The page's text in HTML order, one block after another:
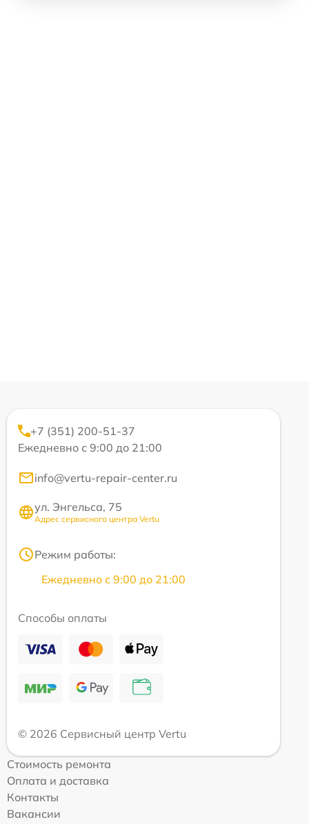
+7 (351) 200-51-37
Ежедневно с 9:00 до 21:00
info@vertu-repair-center.ru
ул. Энгельса, 75
Адрес сервисного центра Vertu
Режим работы:
Ежедневно с 9:00 до 21:00
Способы оплаты
© 2026 Сервисный центр Vertu
Стоимость ремонта
Оплата и доставка
Контакты
Вакансии